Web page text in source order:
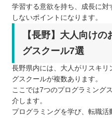
学習する意欲を持ち、成長に
しないポイントになります。
【長野】大人向け
グスクール7選
長野県内には、大人がリスキ
グスクールが複数あります。
ここでは7つのプログラミング
介します。
プログラミングを学び、転職